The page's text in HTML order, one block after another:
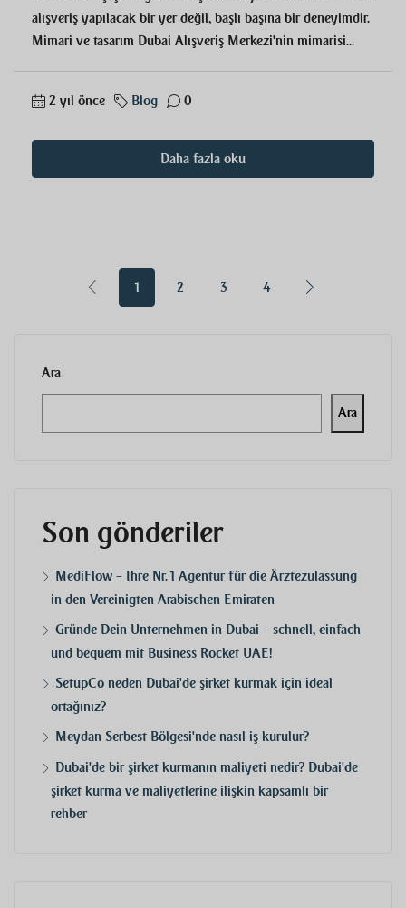
alışveriş yapılacak bir yer değil, başlı başına bir deneyimdir.
Mimari ve tasarım Dubai Alışveriş Merkezi'nin mimarisi...
2 yıl önce Blog 0
Daha fazla oku
1 2 3 4
Ara
Ara
Son gönderiler
MediFlow – Ihre Nr. 1 Agentur für die Ärztezulassung
in den Vereinigten Arabischen Emiraten
Gründe Dein Unternehmen in Dubai – schnell, einfach
und bequem mit Business Rocket UAE!
SetupCo neden Dubai'de şirket kurmak için ideal
ortağınız?
Meydan Serbest Bölgesi'nde nasıl iş kurulur?
Dubai'de bir şirket kurmanın maliyeti nedir? Dubai'de
şirket kurma ve maliyetlerine ilişkin kapsamlı bir
rehber